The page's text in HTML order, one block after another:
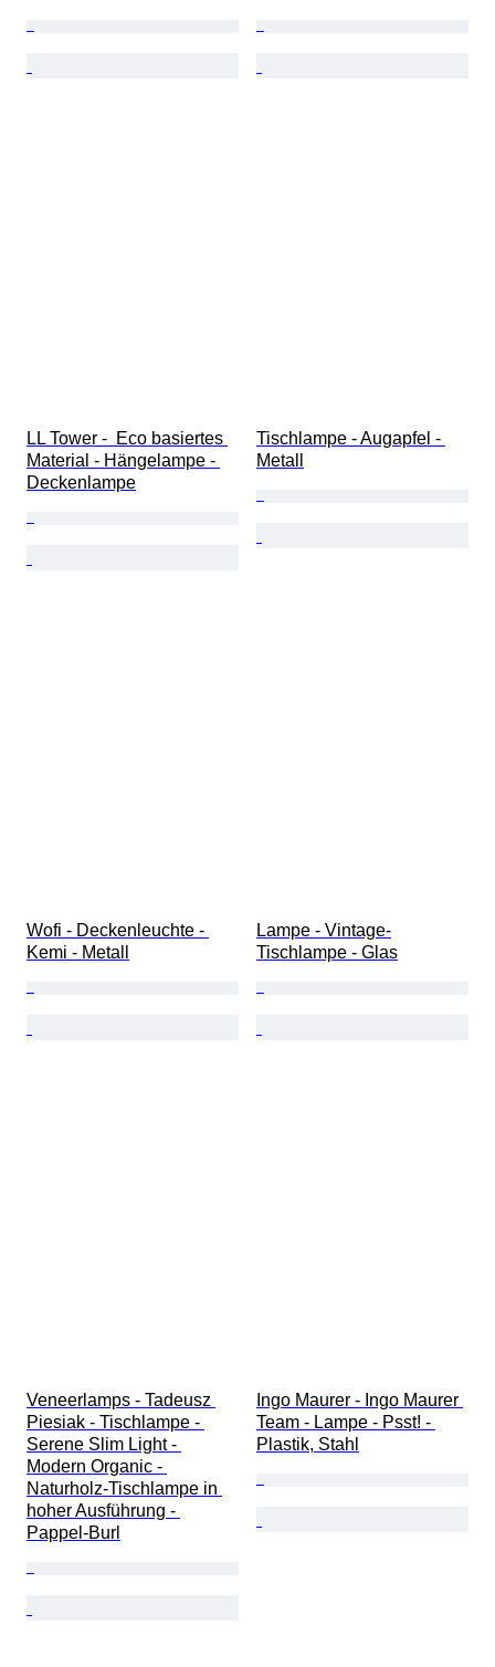
LL Tower -  Eco basiertes
Material - Hängelampe -
Deckenlampe
Tischlampe - Augapfel -
Metall
Wofi - Deckenleuchte -
Kemi - Metall
Lampe - Vintage-
Tischlampe - Glas
Veneerlamps - Tadeusz
Piesiak - Tischlampe -
Serene Slim Light -
Modern Organic -
Naturholz-Tischlampe in
hoher Ausführung -
Pappel-Burl
Ingo Maurer - Ingo Maurer
Team - Lampe - Psst! -
Plastik, Stahl